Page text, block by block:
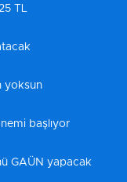
TL
yoksun
başlıyor
GAÜN yapacak